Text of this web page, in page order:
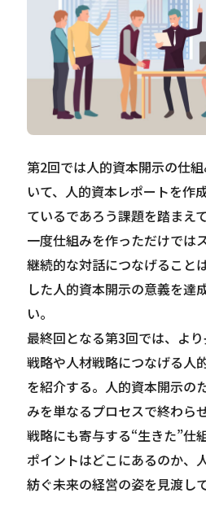
News
JP
サイト内検索
Contact
第2回では人的資本開示の仕
いて、人的資本レポートを作
ているであろう課題を踏まえ
一度仕組みを作っただけでは
継続的な対話につなげること
した人的資本開示の意義を達
い。
最終回となる第3回では、よ
戦略や人材戦略につなげる人
を紹介する。人的資本開示の
みを単なるプロセスで終わら
戦略にも寄与する“生きた”仕
ポイントはどこにあるのか、
紡ぐ未来の経営の姿を見渡し